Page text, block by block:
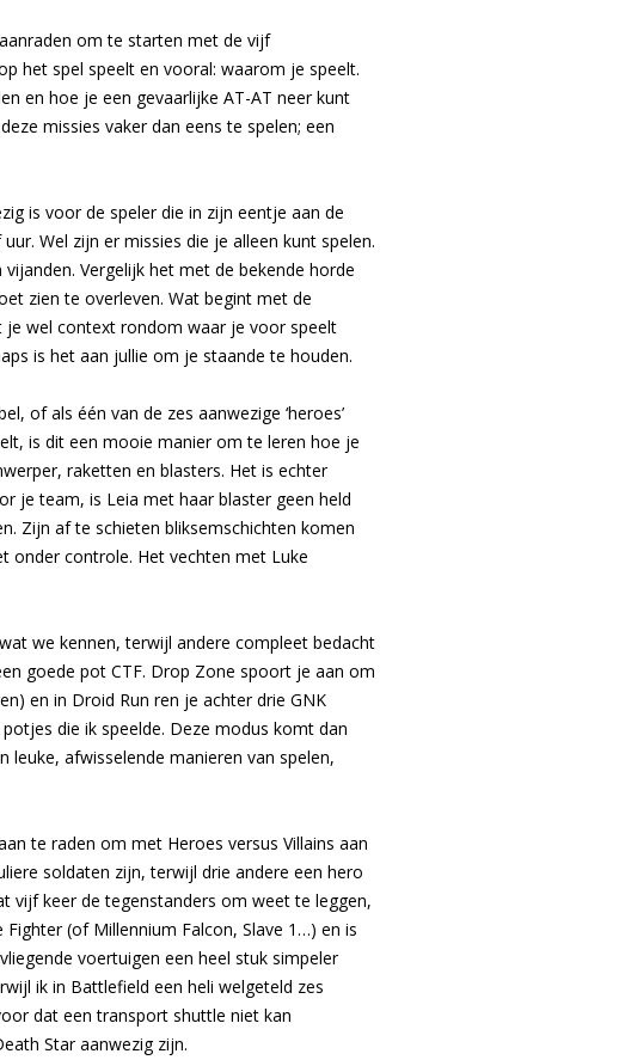
om te starten met de vijf
het spel speelt en vooral: waarom je speelt.
en hoe je een gevaarlijke AT-AT neer kunt
missies vaker dan eens te spelen; een
is voor de speler die in zijn eentje aan de
Wel zijn er missies die je alleen kunt spelen.
Vergelijk het met de bekende horde
zien te overleven. Wat begint met de
je wel context rondom waar je voor speelt
is het aan jullie om je staande te houden.
of als één van de zes aanwezige ‘heroes’
is dit een mooie manier om te leren hoe je
raketten en blasters. Het is echter
je team, is Leia met haar blaster geen held
Zijn af te schieten bliksemschichten komen
onder controle. Het vechten met Luke
we kennen, terwijl andere compleet bedacht
goede pot CTF. Drop Zone spoort je aan om
en in Droid Run ren je achter drie GNK
die ik speelde. Deze modus komt dan
afwisselende manieren van spelen,
te raden om met Heroes versus Villains aan
soldaten zijn, terwijl drie andere een hero
vijf keer de tegenstanders om weet te leggen,
(of Millennium Falcon, Slave 1…) en is
voertuigen een heel stuk simpeler
ik in Battlefield een heli welgeteld zes
dat een transport shuttle niet kan
Star aanwezig zijn.